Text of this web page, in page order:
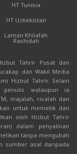
HT Tunisia
HT Uzbekistan
Laman Khilafah
Rashidah
Tahrir Pusat dan
dan Wakil Media
Hizbut Tahrir. Selain
walaupun ia
majalah, risalah dan
untuk memetik dan
oleh Hizbut Tahrir
dalam penyalinan
tanpa mengubah
sumber asal daripada